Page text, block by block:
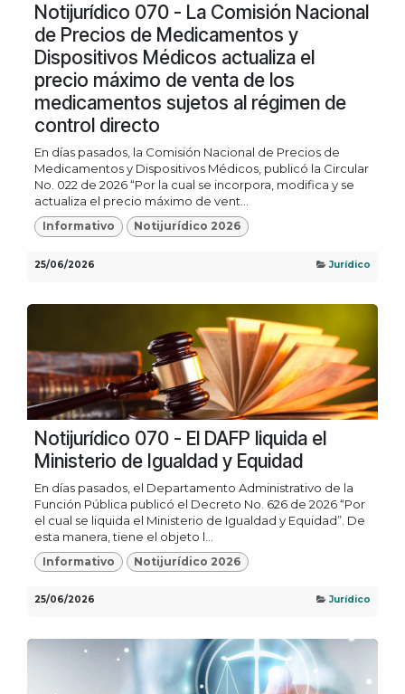
Notijurídico 070 - La Comisión Nacional
de Precios de Medicamentos y
Dispositivos Médicos actualiza el
precio máximo de venta de los
medicamentos sujetos al régimen de
control directo
En días pasados, la Comisión Nacional de Precios de
Medicamentos y Dispositivos Médicos, publicó la Circular
No. 022 de 2026 “Por la cual se incorpora, modifica y se
actualiza el precio máximo de vent...
Informativo Notijurídico 2026
25/06/2026 Jurídico
Notijurídico 070 - El DAFP liquida el
Ministerio de Igualdad y Equidad
En días pasados, el Departamento Administrativo de la
Función Pública publicó el Decreto No. 626 de 2026 “Por
el cual se liquida el Ministerio de Igualdad y Equidad”. De
esta manera, tiene el objeto l...
Informativo Notijurídico 2026
25/06/2026 Jurídico